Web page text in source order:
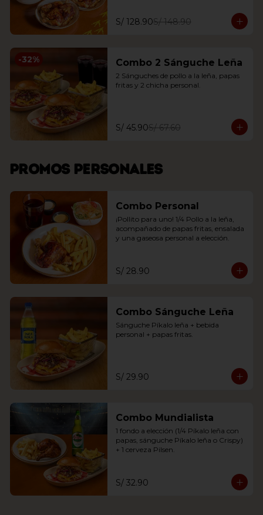
S/ 128.90S/ 148.90
-32% Combo 2 Sánguche Leña
2 Sánguches de pollo a la leña, papas
fritas y 2 chicha personal.
S/ 45.90S/ 67.60
Promos personales
Combo Personal
¡Pollito para uno! 1/4 Pollo a la leña,
acompañado de papas fritas, ensalada
y una gaseosa personal a elección.
S/ 28.90
Combo Sánguche Leña
Sánguche Píkalo leña + bebida
personal + papas fritas.
S/ 29.90
Combo Mundialista
1 fondo a elección (1/4 Píkalo leña con
papas, sánguche Píkalo leña o Crispy)
+ 1 cerveza Pilsen.
S/ 32.90